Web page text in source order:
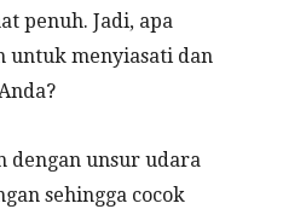
penuh. Jadi, apa
untuk menyiasati dan
dengan unsur udara
sehingga cocok